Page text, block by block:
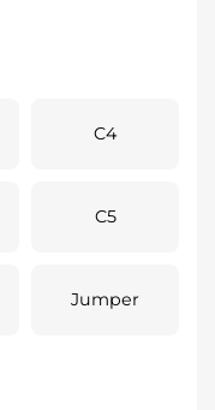
C4
C5
Jumper